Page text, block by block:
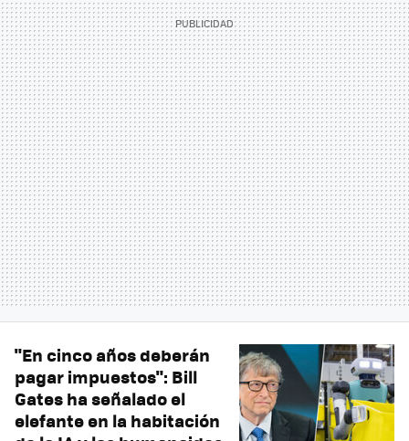
"En cinco años deberán
pagar impuestos": Bill
Gates ha señalado el
elefante en la habitación